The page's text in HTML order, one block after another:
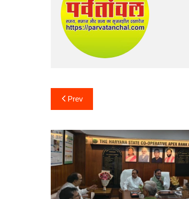
Post
navigation
Prev